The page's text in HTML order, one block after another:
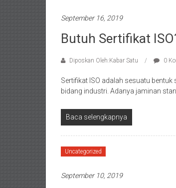
September 16, 2019
Butuh Sertifikat
Diposkan Oleh:Kabar Satu 0
Sertifikat ISO adalah sesuatu
bidang industri. Adanya jaminan
Baca selengkapnya
Uncategorized
September 10, 2019